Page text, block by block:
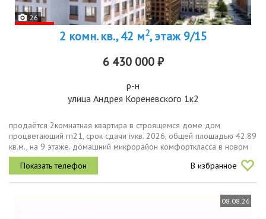
26
2 комн. кв., 42 м2, этаж 9/15
6 430 000 ₽
р-н
улица Андрея Кореневского 1к2
продаётся 2комнатная квартира в строящемся доме дом
процветающий гп21, срок сдачи ivкв. 2026, общей площадью 42.89
кв.м., на 9 этаже. домашний микрорайон комфорткласса в новом
районе тюмени около московского тракта и окружной дороги. в
проекте 24...
В избранное
08.08.26